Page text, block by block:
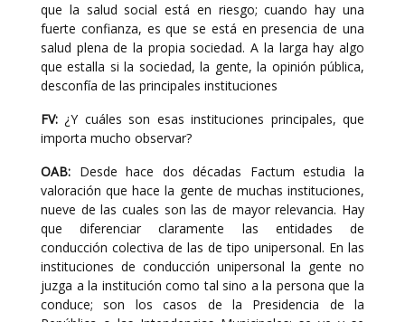
que la salud social está en riesgo; cuando hay una
fuerte confianza, es que se está en presencia de una
salud plena de la propia sociedad. A la larga hay algo
que estalla si la sociedad, la gente, la opinión pública,
desconfía de las principales instituciones
FV: ¿Y cuáles son esas instituciones principales, que
importa mucho observar?
OAB: Desde hace dos décadas Factum estudia la
valoración que hace la gente de muchas instituciones,
nueve de las cuales son las de mayor relevancia. Hay
que diferenciar claramente las entidades de
conducción colectiva de las de tipo unipersonal. En las
instituciones de conducción unipersonal la gente no
juzga a la institución como tal sino a la persona que la
conduce; son los casos de la Presidencia de la